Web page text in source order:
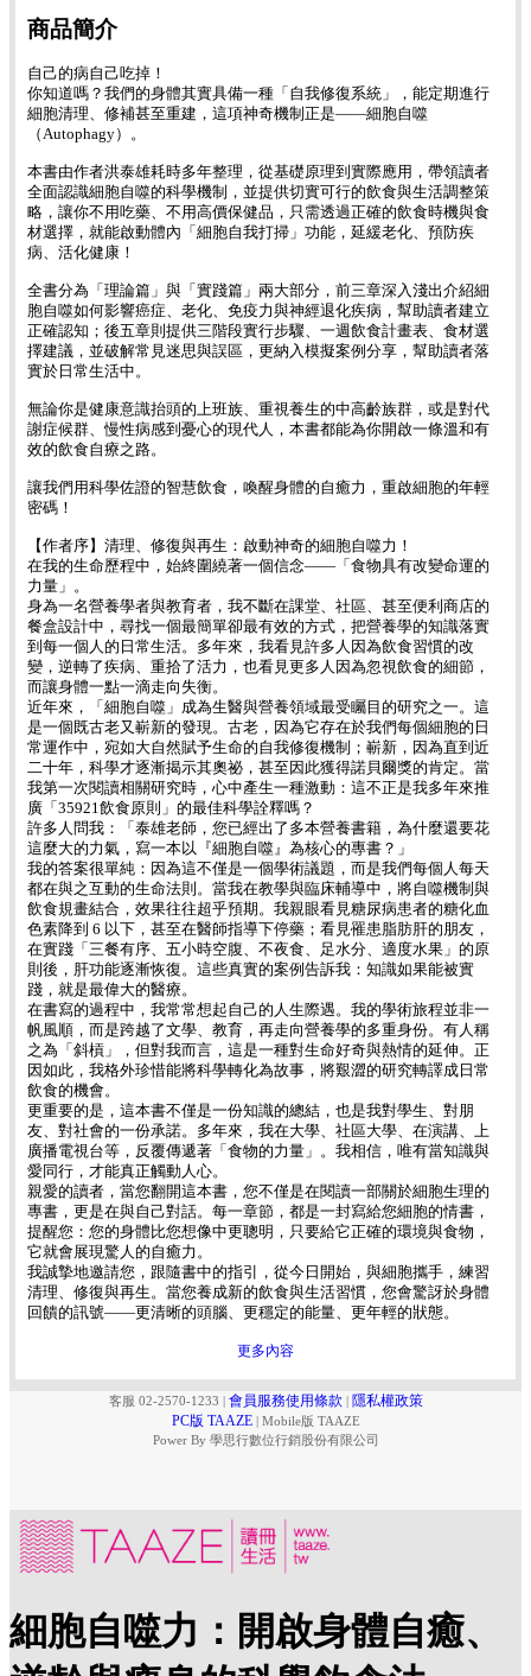
商品簡介
自己的病自己吃掉！
你知道嗎？我們的身體其實具備一種「自我修復系統」，能定期進行
細胞清理、修補甚至重建，這項神奇機制正是——細胞自噬
（Autophagy）。
本書由作者洪泰雄耗時多年整理，從基礎原理到實際應用，帶領讀者
全面認識細胞自噬的科學機制，並提供切實可行的飲食與生活調整策
略，讓你不用吃藥、不用高價保健品，只需透過正確的飲食時機與食
材選擇，就能啟動體內「細胞自我打掃」功能，延緩老化、預防疾
病、活化健康！
全書分為「理論篇」與「實踐篇」兩大部分，前三章深入淺出介紹細
胞自噬如何影響癌症、老化、免疫力與神經退化疾病，幫助讀者建立
正確認知；後五章則提供三階段實行步驟、一週飲食計畫表、食材選
擇建議，並破解常見迷思與誤區，更納入模擬案例分享，幫助讀者落
實於日常生活中。
無論你是健康意識抬頭的上班族、重視養生的中高齡族群，或是對代
謝症候群、慢性病感到憂心的現代人，本書都能為你開啟一條溫和有
效的飲食自療之路。
讓我們用科學佐證的智慧飲食，喚醒身體的自癒力，重啟細胞的年輕
密碼！
【作者序】清理、修復與再生：啟動神奇的細胞自噬力！
在我的生命歷程中，始終圍繞著一個信念——「食物具有改變命運的
力量」。
身為一名營養學者與教育者，我不斷在課堂、社區、甚至便利商店的
餐盒設計中，尋找一個最簡單卻最有效的方式，把營養學的知識落實
到每一個人的日常生活。多年來，我看見許多人因為飲食習慣的改
變，逆轉了疾病、重拾了活力，也看見更多人因為忽視飲食的細節，
而讓身體一點一滴走向失衡。
近年來，「細胞自噬」成為生醫與營養領域最受矚目的研究之一。這
是一個既古老又嶄新的發現。古老，因為它存在於我們每個細胞的日
常運作中，宛如大自然賦予生命的自我修復機制；嶄新，因為直到近
二十年，科學才逐漸揭示其奧祕，甚至因此獲得諾貝爾獎的肯定。當
我第一次閱讀相關研究時，心中產生一種激動：這不正是我多年來推
廣「35921飲食原則」的最佳科學詮釋嗎？
許多人問我：「泰雄老師，您已經出了多本營養書籍，為什麼還要花
這麼大的力氣，寫一本以『細胞自噬』為核心的專書？」
我的答案很單純：因為這不僅是一個學術議題，而是我們每個人每天
都在與之互動的生命法則。當我在教學與臨床輔導中，將自噬機制與
飲食規畫結合，效果往往超乎預期。我親眼看見糖尿病患者的糖化血
色素降到 6 以下，甚至在醫師指導下停藥；看見罹患脂肪肝的朋友，
在實踐「三餐有序、五小時空腹、不夜食、足水分、適度水果」的原
則後，肝功能逐漸恢復。這些真實的案例告訴我：知識如果能被實
踐，就是最偉大的醫療。
在書寫的過程中，我常常想起自己的人生際遇。我的學術旅程並非一
帆風順，而是跨越了文學、教育，再走向營養學的多重身份。有人稱
之為「斜槓」，但對我而言，這是一種對生命好奇與熱情的延伸。正
因如此，我格外珍惜能將科學轉化為故事，將艱澀的研究轉譯成日常
飲食的機會。
更重要的是，這本書不僅是一份知識的總結，也是我對學生、對朋
友、對社會的一份承諾。多年來，我在大學、社區大學、在演講、上
廣播電視台等，反覆傳遞著「食物的力量」。我相信，唯有當知識與
愛同行，才能真正觸動人心。
親愛的讀者，當您翻開這本書，您不僅是在閱讀一部關於細胞生理的
專書，更是在與自己對話。每一章節，都是一封寫給您細胞的情書，
提醒您：您的身體比您想像中更聰明，只要給它正確的環境與食物，
它就會展現驚人的自癒力。
我誠摯地邀請您，跟隨書中的指引，從今日開始，與細胞攜手，練習
清理、修復與再生。當您養成新的飲食與生活習慣，您會驚訝於身體
回饋的訊號——更清晰的頭腦、更穩定的能量、更年輕的狀態。
更多內容
客服 02-2570-1233 | 會員服務使用條款 | 隱私權政策
PC版 TAAZE | Mobile版 TAAZE
Power By 學思行數位行銷股份有限公司
細胞自噬力：開啟身體自癒、